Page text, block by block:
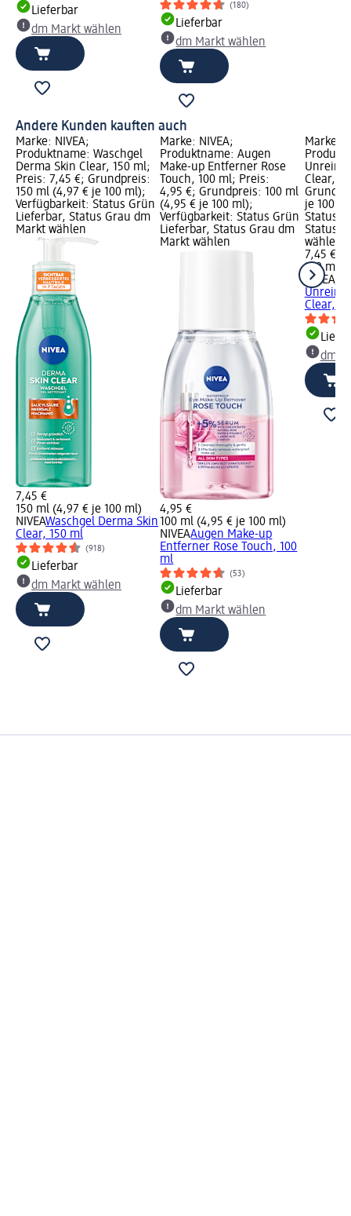
Lieferbar
dm Markt wählen
(180)
Lieferbar
dm Markt wählen
Andere Kunden kauften auch
Marke: NIVEA;
Produktname: Waschgel
Derma Skin Clear, 150 ml;
Preis: 7,45 €; Grundpreis:
150 ml (4,97 € je 100 ml);
Verfügbarkeit: Status Grün
Lieferbar, Status Grau dm
Markt wählen
7,45 €
150 ml (4,97 € je 100 ml)
NIVEAWaschgel Derma Skin
Clear, 150 ml
(918)
Lieferbar
dm Markt wählen
Marke: NIVEA;
Produktname: Augen
Make-up Entferner Rose
Touch, 100 ml; Preis:
4,95 €; Grundpreis: 100 ml
(4,95 € je 100 ml);
Verfügbarkeit: Status Grün
Lieferbar, Status Grau dm
Markt wählen
4,95 €
100 ml (4,95 € je 100 ml)
NIVEAAugen Make-up
Entferner Rose Touch, 100
ml
(53)
Lieferbar
dm Markt wählen
Marke:
Clear,
je 100
Status
Status
wählen
7,45 €
150 ml
NIVEA
Clear,
dm